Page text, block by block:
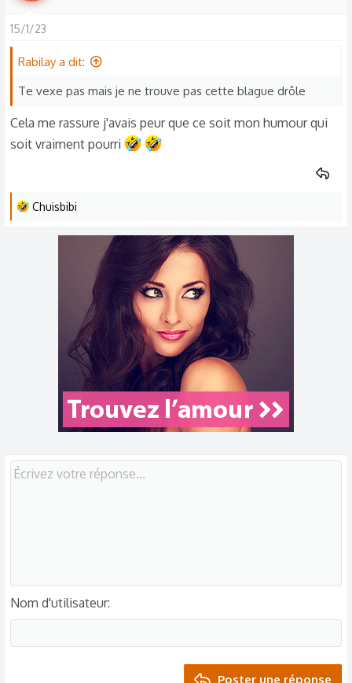
c
o
s
:
15/1/23
Rabilay a dit:
Te vexe pas mais je ne trouve pas cette blague drôle
Cela me rassure j'avais peur que ce soit mon humour qui
soit vraiment pourri
L
Chuisbibi
Nom d'utilisateur
Poster une réponse